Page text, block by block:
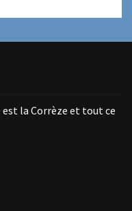
la Corrèze et tout ce